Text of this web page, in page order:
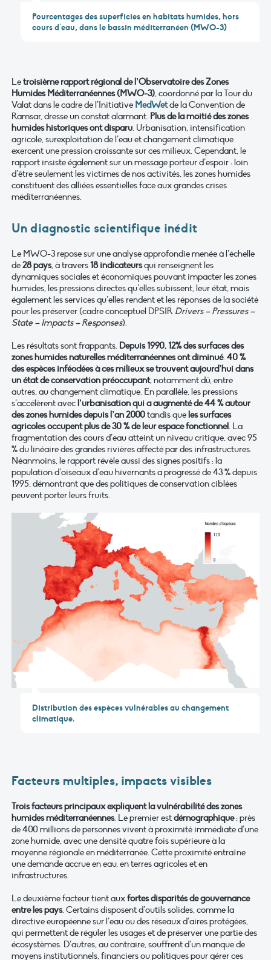
Pourcentages des superficies en habitats humides, hors
cours d’eau, dans le bassin méditerranéen (MWO-3)
Letroisième rapport régional de l’Observatoire des Zones
Humides Méditerranéennes (MWO-3), coordonné par la Tour du
Valat dans le cadre de l’Initiative MedWetde la Convention de
Ramsar, dresse un constat alarmant. Plus de la moitié des zones
humides historiques ont disparu. Urbanisation, intensification
agricole, surexploitation de l’eau et changement climatique
exercent une pression croissante sur ces milieux. Cependant, le
rapport insiste également sur un message porteur d’espoir : loin
d’être seulement les victimes de nos activités, les zones humides
constituent des alliées essentielles face aux grandes crises
méditerranéennes.
Un diagnostic scientifique inédit
Le MWO-3 repose sur une analyse approfondie menée à l’échelle
de28 pays,à travers18 indicateursqui renseignent les
dynamiques sociales et économiques pouvant impacter les zones
humides, les pressions directes qu’elles subissent, leur état, mais
également les services qu’elles rendent et les réponses de la société
pour les préserver (cadre conceptuel DPSIR Drivers – Pressures –
State – Impacts – Responses).
Les résultats sont frappants. Depuis 1990, 12% des surfaces des
zones humides naturelles méditerranéennes ont diminué. 40 %
des espèces inféodées à ces milieux se trouvent aujourd’hui dans
un état de conservation préoccupant, notamment dû, entre
autres, au changement climatique. En parallèle, les pressions
s’accélèrent avec l’urbanisation qui a augmenté de 44 % autour
des zones humides depuis l’an 2000tandis que les surfaces
agricolesoccupentplus de 30 % de leur espace fonctionnel. La
fragmentation des cours d’eau atteint un niveau critique, avec 95
% du linéaire des grandes rivières affecté par des infrastructures.
Néanmoins, le rapport révèle aussi des signes positifs : la
population d’oiseaux d’eau hivernants a progressé de 43 % depuis
1995, démontrant que des politiques de conservation ciblées
peuvent porter leurs fruits.
Distribution des espèces vulnérables au changement
climatique.
Facteurs multiples, impacts visibles
Trois facteurs principaux expliquent la vulnérabilité des zones
humides méditerranéennes. Le premier estdémographique: près
de 400 millions de personnes vivent à proximité immédiate d’une
zone humide, avec une densité quatre fois supérieure à la
moyenne régionale en méditerranée. Cette proximité entraîne
une demande accrue en eau, en terres agricoles et en
infrastructures.
Le deuxième facteur tient auxfortes disparités de gouvernance
entre les pays. Certains disposent d’outils solides, comme la
directive européenne sur l’eau ou des réseaux d’aires protégées,
qui permettent de réguler les usages et de préserver une partie des
écosystèmes. D’autres, au contraire, souffrent d’un manque de
moyens institutionnels, financiers ou politiques pour gérer ces